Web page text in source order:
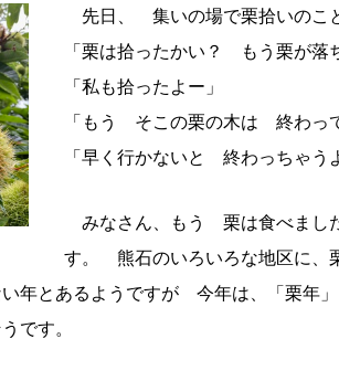
先日、 集いの場で栗拾いのこ
「栗は拾ったかい？ もう栗が
「私も拾ったよー」
「もう そこの栗の木は 終わっ
「早く行かないと 終わっちゃ
みなさん、もう 栗は食べまし
す。 熊石のいろいろな地区に、
い年とあるようですが 今年は、「栗
です。